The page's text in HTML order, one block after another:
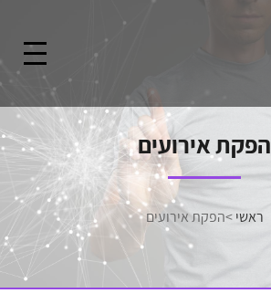
הפקת אירועים
ראשי>הפקת אירועים